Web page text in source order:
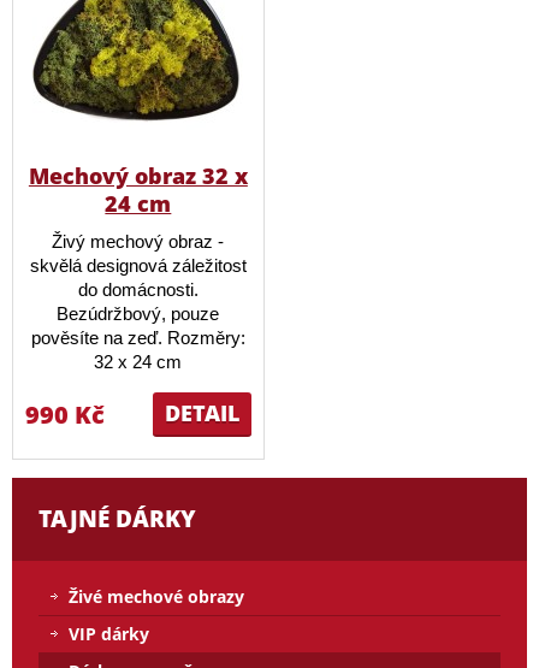
Mechový obraz 32 x
24 cm
Živý mechový obraz -
skvělá designová záležitost
do domácnosti.
Bezúdržbový, pouze
pověsíte na zeď. Rozměry:
32 x 24 cm
DETAIL
990 Kč
TAJNÉ DÁRKY
Živé mechové obrazy
VIP dárky